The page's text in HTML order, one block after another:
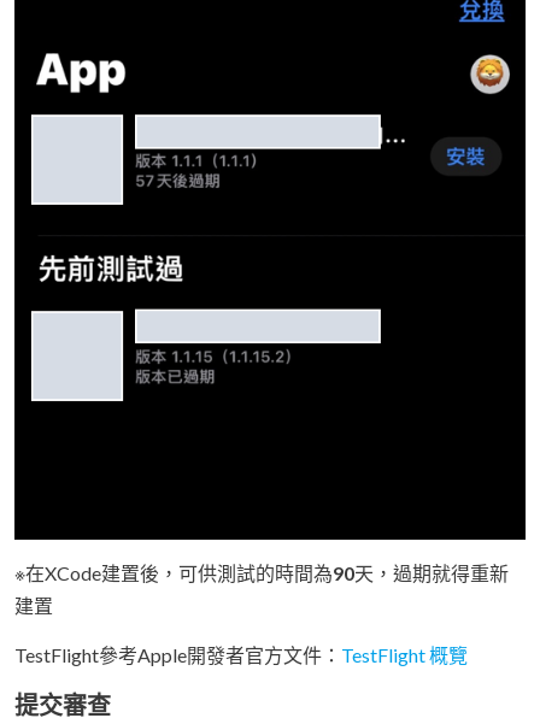
※在XCode建置後，可供測試的時間為90天，過期就得重新
建置
TestFlight參考Apple開發者官方文件： TestFlight 概覽
提交審查